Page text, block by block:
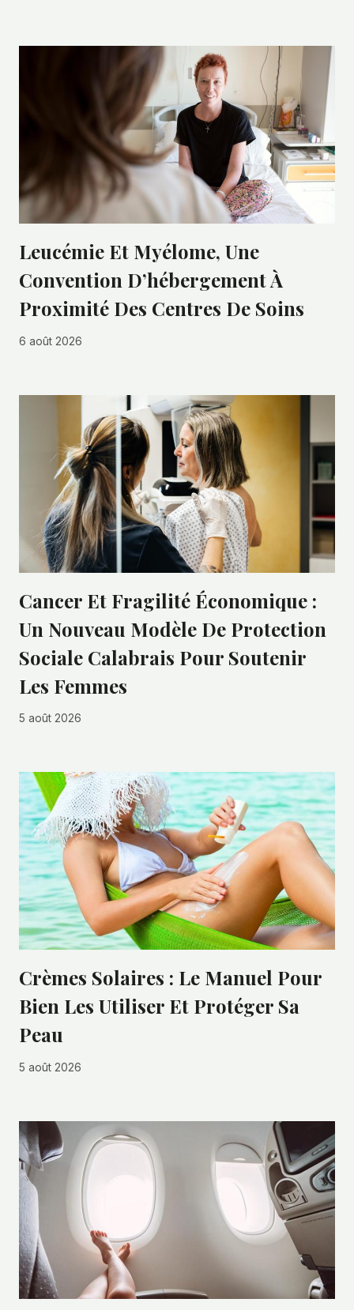
Leucémie Et Myélome, Une
Convention D’hébergement À
Proximité Des Centres De Soins
6 août 2026
Cancer Et Fragilité Économique :
Un Nouveau Modèle De Protection
Sociale Calabrais Pour Soutenir
Les Femmes
5 août 2026
Crèmes Solaires : Le Manuel Pour
Bien Les Utiliser Et Protéger Sa
Peau
5 août 2026